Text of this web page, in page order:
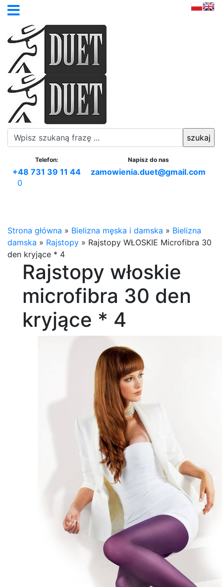
Telefon:
+48 731 39 11 44
Napisz do nas
zamowienia.duet@gmail.com
0
Strona główna » Bielizna męska i damska » Bielizna
damska » Rajstopy » Rajstopy WŁOSKIE Microfibra 30
den kryjące * 4
Rajstopy włoskie
microfibra 30 den
kryjące * 4